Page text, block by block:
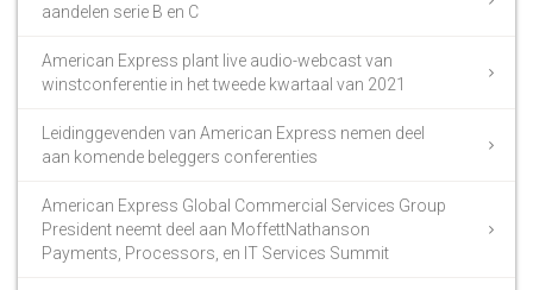
aandelen serie B en C
American Express plant live audio-webcast van
winstconferentie in het tweede kwartaal van 2021
Leidinggevenden van American Express nemen deel
aan komende beleggers conferenties
American Express Global Commercial Services Group
President neemt deel aan MoffettNathanson
Payments, Processors, en IT Services Summit